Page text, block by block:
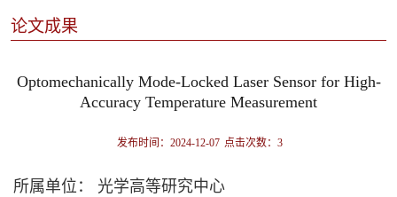
论文成果
Optomechanically Mode-Locked Laser Sensor for High-
Accuracy Temperature Measurement
发布时间：2024-12-07 点击次数： 3
所属单位： 光学高等研究中心